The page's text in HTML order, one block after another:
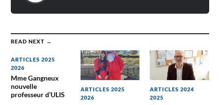
READ NEXT →
ARTICLES 2025
2026
Mme Gangneux
nouvelle
professeur d’ULIS
ARTICLES 2025
2026
ARTICLES 2024
2025